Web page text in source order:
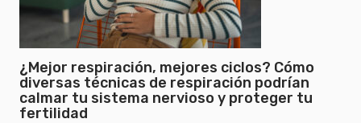
¿Mejor respiración, mejores ciclos? Cómo
diversas técnicas de respiración podrían
calmar tu sistema nervioso y proteger tu
fertilidad